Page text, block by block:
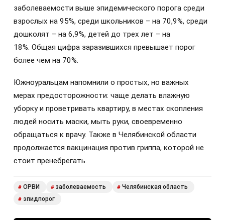
заболеваемости выше эпидемического порога среди
взрослых на 95%, среди школьников – на 70,9%, среди
дошколят – на 6,9%, детей до трех лет – на
18%. Общая цифра заразившихся превышает порог
более чем на 70%.
Южноуральцам напомнили о простых, но важных
мерах предосторожности: чаще делать влажную
уборку и проветривать квартиру, в местах скопления
людей носить маски, мыть руки, своевременно
обращаться к врачу. Также в Челябинской области
продолжается вакцинация против гриппа, которой не
стоит пренебрегать.
# ОРВИ # заболеваемость # Челябинская область
# эпидпорог